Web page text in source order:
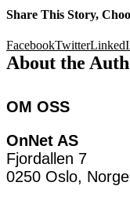
Share This Story,
FacebookTwitter
About the
OM OSS
OnNet AS
Fjordallen 7
0250 Oslo, Norge